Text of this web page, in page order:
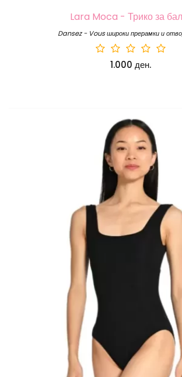
Lara Moca - Трико за
Dansez - Vous широки прерамки и
1.000 ден.